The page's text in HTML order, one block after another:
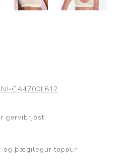
CA4700L612
gervibrjóst
og þægilegur toppur